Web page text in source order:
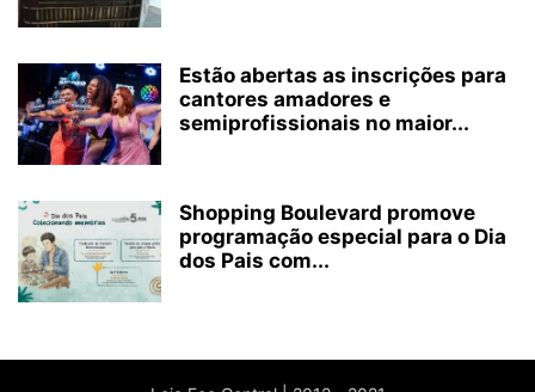
Estão abertas as inscrições para
cantores amadores e
semiprofissionais no maior...
Shopping Boulevard promove
programação especial para o Dia
dos Pais com...